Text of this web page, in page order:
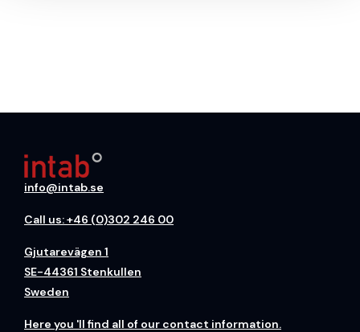
info@intab.se
Call us: +46 (0)302 246 00
Gjutarevägen 1
SE-44361 Stenkullen
Sweden
Here you 'll find all of our contact information.